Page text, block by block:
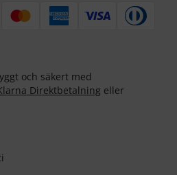
och säkert med
Direktbetalning eller